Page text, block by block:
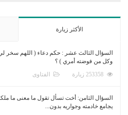
الأكثر زيارة
السؤال الثالث عشر : حكم دعاء ( اللهم سخر
وكل من فوضته أمري ) ؟
الفتاوى
السؤال الثامن: أخت تسأل تقول ما معنى ما
يجامع خادمته وجواريه بدون...